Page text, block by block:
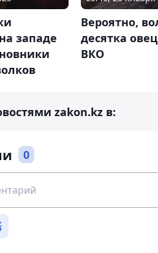
западе
Вероятно,
десятка
ВКО
zakon.kz в:
0